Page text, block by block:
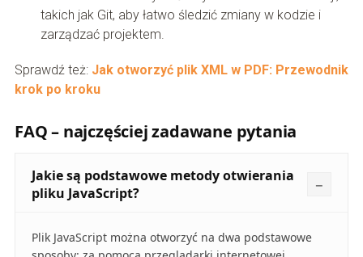
takich jak Git, aby łatwo śledzić zmiany w kodzie i
zarządzać projektem.
Sprawdź też: Jak otworzyć plik XML w PDF: Przewodnik
krok po kroku
FAQ – najczęściej zadawane pytania
Jakie są podstawowe metody otwierania
pliku JavaScript?
Plik JavaScript można otworzyć na dwa podstawowe